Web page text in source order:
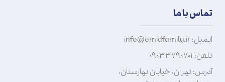
تماس با ما
ایمیل: info@omidfamily.ir
تلفن: ۰۹۰۳۳۷۹۰۷۰۱
آدرس: تهران، خیابان بهارستان،